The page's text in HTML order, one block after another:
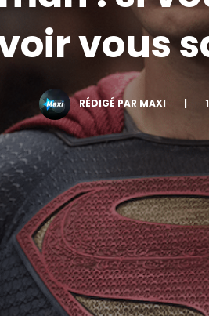
vous
RÉDIGÉ PAR MAXI |